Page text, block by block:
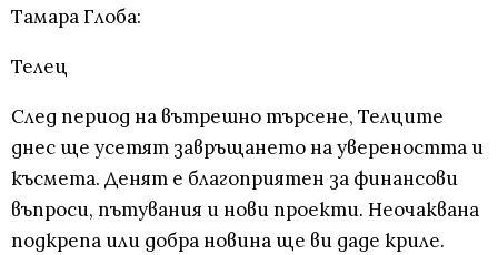
Тамара Глоба:
Телец
След период на вътрешно търсене, Телците
днес ще усетят завръщането на увереността и
късмета. Денят е благоприятен за финансови
въпроси, пътувания и нови проекти. Неочаквана
подкрепа или добра новина ще ви даде криле.